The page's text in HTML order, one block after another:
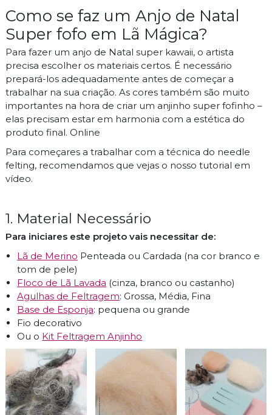
Como se faz um Anjo de Natal
Super fofo em Lã Mágica?
Para fazer um anjo de Natal super kawaii, o artista
precisa escolher os materiais certos. É necessário
prepará-los adequadamente antes de começar a
trabalhar na sua criação. As cores também são muito
importantes na hora de criar um anjinho super fofinho –
elas precisam estar em harmonia com a estética do
produto final. Online
Para começares a trabalhar com a técnica do needle
felting, recomendamos que vejas o nosso tutorial em
vídeo.
1. Material Necessário
Para iniciares este projeto vais necessitar de:
Lã de Merino Penteada ou Cardada (na cor branco e
tom de pele)
Floco de Lã Lavada (cinza, branco ou castanho)
Agulhas de Feltragem: Grossa, Média, Fina
Base de Esponja: pequena ou grande
Fio decorativo
Ou o Kit Feltragem Anjinho